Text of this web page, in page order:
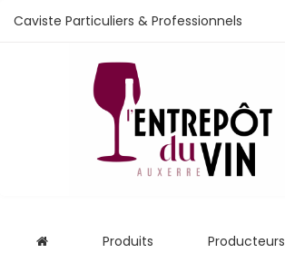
Caviste Particuliers & Professionnels
Produits Producteurs